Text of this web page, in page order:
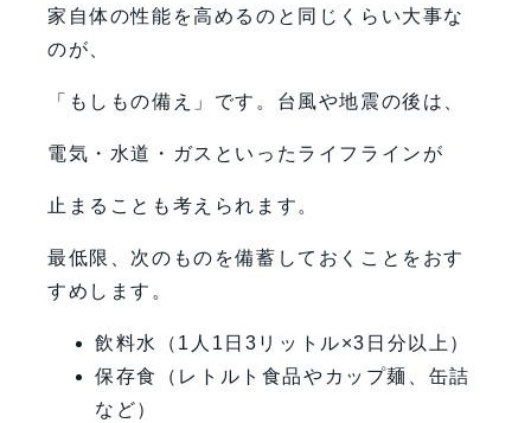
家自体の性能を高めるのと同じくらい大事な
のが、
「もしもの備え」です。台風や地震の後は、
電気・水道・ガスといったライフラインが
止まることも考えられます。
最低限、次のものを備蓄しておくことをおす
すめします。
飲料水（1人1日3リットル×3日分以上）
保存食（レトルト食品やカップ麺、缶詰
など）